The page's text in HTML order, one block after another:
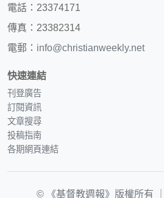
電話：23374171
傳真：23382314
電郵： info@christianweekly.net
快速連結
刊登廣告
訂閱資訊
文章搜尋
投稿指南
各期網頁連結
© 《基督教週報》版權所有 ｜